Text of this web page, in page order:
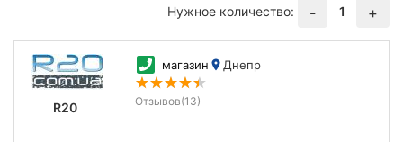
Нужное количество:
- 1 +
R20
магазин Днепр
Отзывов(13)